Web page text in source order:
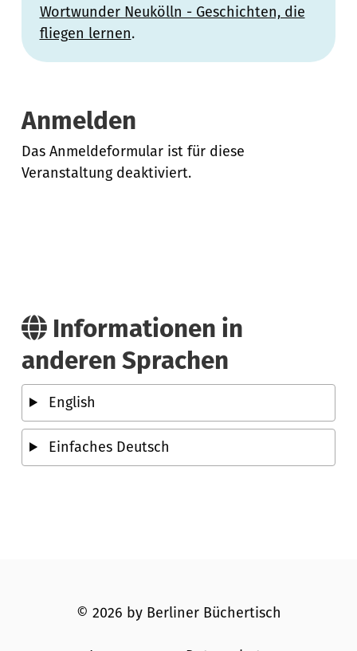
Wortwunder Neukölln - Geschichten, die
fliegen lernen.
Anmelden
Das Anmeldeformular ist für diese
Veranstaltung deaktiviert.
Informationen in
anderen Sprachen
English
Einfaches Deutsch
© 2026 by Berliner Büchertisch